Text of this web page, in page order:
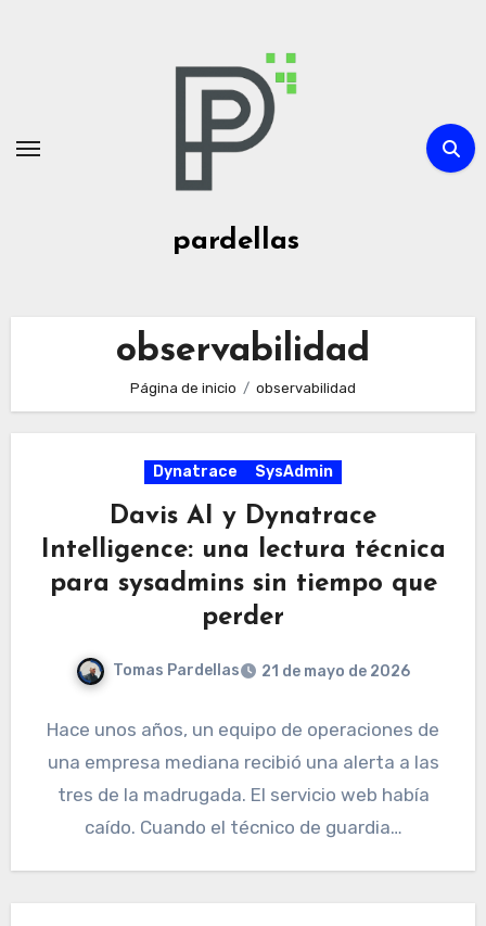
pardellas
observabilidad
Página de inicio observabilidad
Dynatrace SysAdmin
Davis AI y Dynatrace
Intelligence: una lectura técnica
para sysadmins sin tiempo que
perder
Tomas Pardellas 21 de mayo de 2026
Hace unos años, un equipo de operaciones de
una empresa mediana recibió una alerta a las
tres de la madrugada. El servicio web había
caído. Cuando el técnico de guardia…